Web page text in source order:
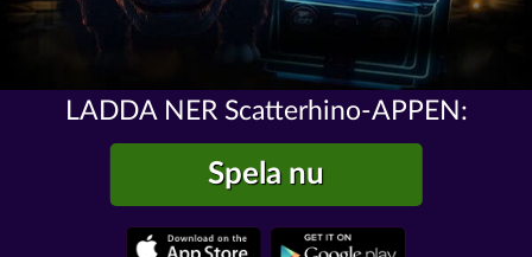
LADDA NER Scatterhino-APPEN:
Spela nu